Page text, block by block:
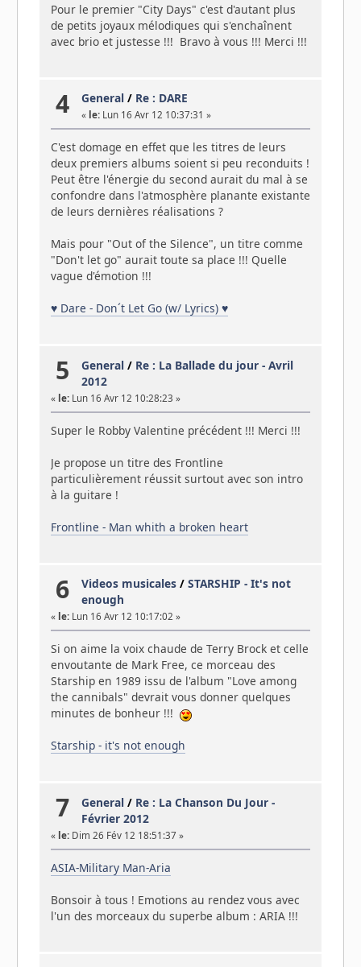
Pour le premier "City Days" c'est d'autant plus
de petits joyaux mélodiques qui s'enchaînent
avec brio et justesse !!! Bravo à vous !!! Merci !!!
4 General / Re : DARE
« le: Lun 16 Avr 12 10:37:31 »
C'est domage en effet que les titres de leurs
deux premiers albums soient si peu reconduits !
Peut être l'énergie du second aurait du mal à se
confondre dans l'atmosphère planante existante
de leurs dernières réalisations ?
Mais pour "Out of the Silence", un titre comme
"Don't let go" aurait toute sa place !!! Quelle
vague d'émotion !!!
♥ Dare - Don´t Let Go (w/ Lyrics) ♥
5 General / Re : La Ballade du jour - Avril
2012
« le:Lun 16 Avr 12 10:28:23 »
Super le Robby Valentine précédent !!! Merci !!!
Je propose un titre des Frontline
particulièrement réussit surtout avec son intro
à la guitare !
Frontline - Man whith a broken heart
6 Videos musicales /STARSHIP - It's not
enough
« le:Lun 16 Avr 12 10:17:02 »
Si on aime la voix chaude de Terry Brock et celle
envoutante de Mark Free, ce morceau des
Starship en 1989 issu de l'album "Love among
the cannibals" devrait vous donner quelques
minutes de bonheur !!!
Starship - it's not enough
7 General / Re : La Chanson Du Jour -
Février 2012
« le:Dim 26 Fév 12 18:51:37 »
ASIA-Military Man-Aria
Bonsoir à tous ! Emotions au rendez vous avec
l'un des morceaux du superbe album : ARIA !!!